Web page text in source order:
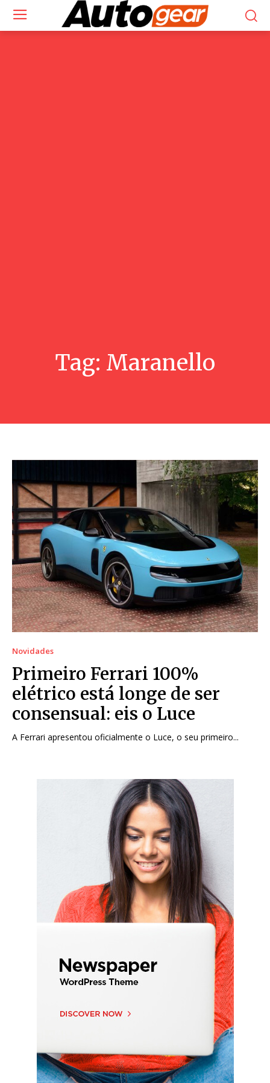
Tag: Maranello
Novidades
Primeiro Ferrari 100%
elétrico está longe de ser
consensual: eis o Luce
A Ferrari apresentou oficialmente o Luce, o seu primeiro...